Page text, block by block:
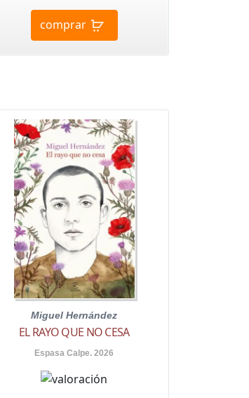
comprar
Miguel Hernández
EL RAYO QUE NO CESA
Espasa Calpe. 2026